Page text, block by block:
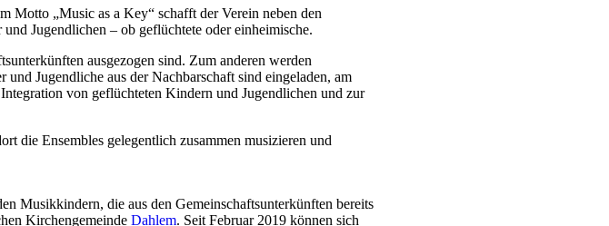
Motto „Music as a Key“ schafft der Verein neben den
Jugendlichen – ob geflüchtete oder einheimische.
ausgezogen sind. Zum anderen werden
Jugendliche aus der Nachbarschaft sind eingeladen, am
von geflüchteten Kindern und Jugendlichen und zur
die Ensembles gelegentlich zusammen musizieren und
Musikkindern, die aus den Gemeinschaftsunterkünften bereits
Kirchengemeinde Dahlem. Seit Februar 2019 können sich